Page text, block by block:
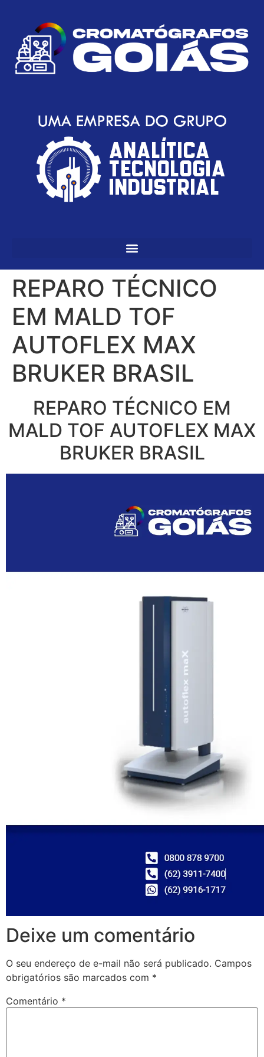
REPARO TÉCNICO
EM MALD TOF
AUTOFLEX MAX
BRUKER BRASIL
REPARO TÉCNICO EM
MALD TOF AUTOFLEX MAX
BRUKER BRASIL
Deixe um comentário
O seu endereço de e-mail não será publicado. Campos
obrigatórios são marcados com *
Comentário *